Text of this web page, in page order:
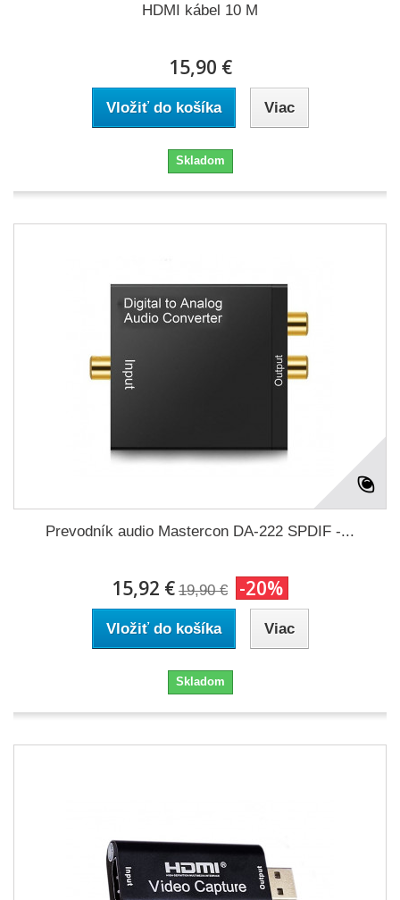
HDMI kábel 10 M
15,90 €
Vložiť do košíka Viac
Skladom
Prevodník audio Mastercon DA-222 SPDIF -...
15,92 € 19,90 € -20%
Vložiť do košíka Viac
Skladom